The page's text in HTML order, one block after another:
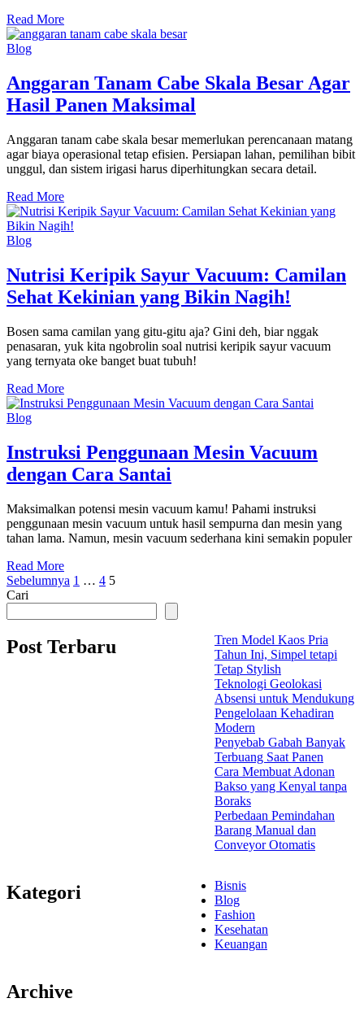
Read More
Blog
Anggaran Tanam Cabe Skala Besar Agar
Hasil Panen Maksimal
Anggaran tanam cabe skala besar memerlukan perencanaan matang
agar biaya operasional tetap efisien. Persiapan lahan, pemilihan bibit
unggul, dan sistem irigasi harus diperhitungkan secara detail.
Read More
Blog
Nutrisi Keripik Sayur Vacuum: Camilan
Sehat Kekinian yang Bikin Nagih!
Bosen sama camilan yang gitu-gitu aja? Gini deh, biar nggak
penasaran, yuk kita ngobrolin soal nutrisi keripik sayur vacuum
yang ternyata oke banget buat tubuh!
Read More
Blog
Instruksi Penggunaan Mesin Vacuum
dengan Cara Santai
Maksimalkan potensi mesin vacuum kamu! Pahami instruksi
penggunaan mesin vacuum untuk hasil sempurna dan mesin yang
tahan lama. Namun, mesin vacuum sederhana kini semakin populer
Read More
Paginasi
pos
Sebelumnya 1 … 4 5
Cari
Post Terbaru
Tren Model Kaos Pria
Tahun Ini, Simpel tetapi
Tetap Stylish
Teknologi Geolokasi
Absensi untuk Mendukung
Pengelolaan Kehadiran
Modern
Penyebab Gabah Banyak
Terbuang Saat Panen
Cara Membuat Adonan
Bakso yang Kenyal tanpa
Boraks
Perbedaan Pemindahan
Barang Manual dan
Conveyor Otomatis
Kategori
Bisnis
Blog
Fashion
Kesehatan
Keuangan
Archive